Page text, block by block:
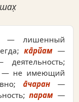
лишенный
ка̄рйам—
не имеющий
а̄чаран —
парам —